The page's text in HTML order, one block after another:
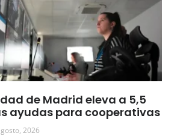
de Madrid eleva a 5,5
ayudas para cooperativas
2026